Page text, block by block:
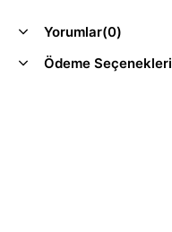
Yorumlar(0)
Ödeme Seçenekleri